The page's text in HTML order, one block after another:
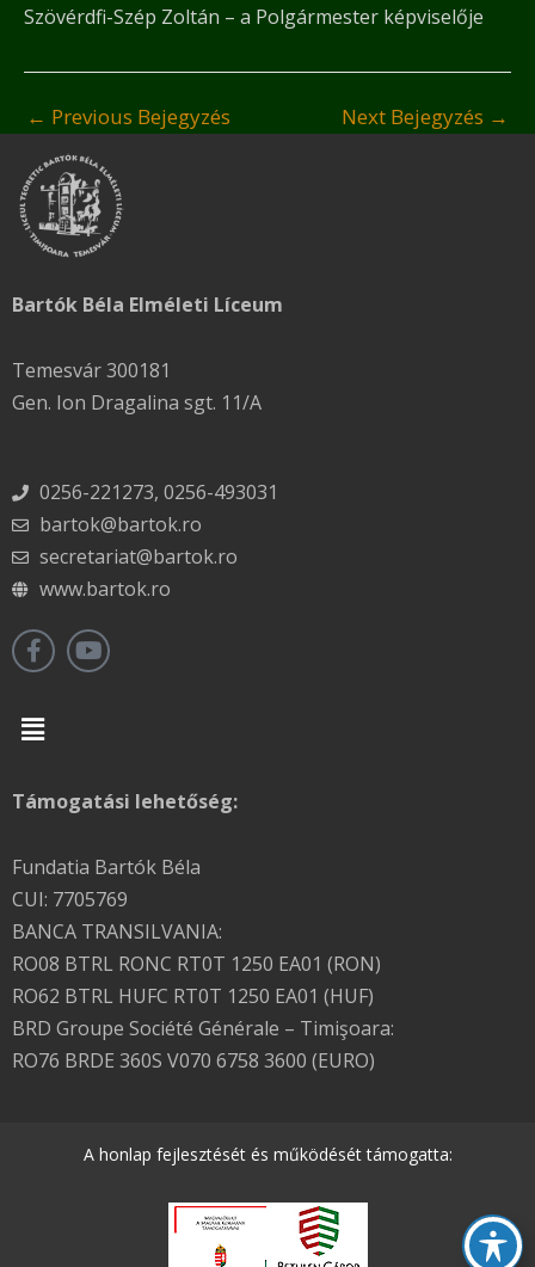
Szövérdfi-Szép Zoltán – a Polgármester képviselője
← Previous Bejegyzés Next Bejegyzés →
Bartók Béla Elméleti Líceum
Temesvár 300181
Gen. Ion Dragalina sgt. 11/A
0256-221273, 0256-493031
bartok@bartok.ro
secretariat@bartok.ro
www.bartok.ro
Menu
Támogatási lehetőség:
Fundatia Bartók Béla
CUI: 7705769
BANCA TRANSILVANIA:
RO08 BTRL RONC RT0T 1250 EA01 (RON)
RO62 BTRL HUFC RT0T 1250 EA01 (HUF)
BRD Groupe Société Générale – Timişoara:
RO76 BRDE 360S V070 6758 3600 (EURO)
A honlap fejlesztését és működését támogatta: